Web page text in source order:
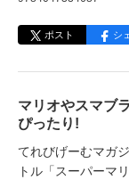
ポスト シ
マリオやスマブ
ぴったり!
てれびげーむマガ
トル「スーパーマ